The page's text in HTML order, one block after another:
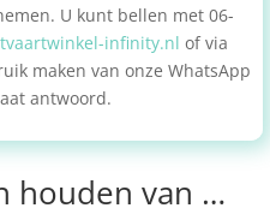
U kunt bellen met 06-
infinity.nl of via
maken van onze WhatsApp
antwoord.
houden van …